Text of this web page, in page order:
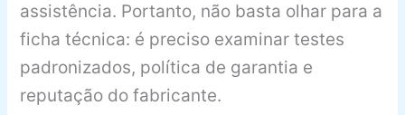
assistência. Portanto, não basta olhar para a
ficha técnica: é preciso examinar testes
padronizados, política de garantia e
reputação do fabricante.